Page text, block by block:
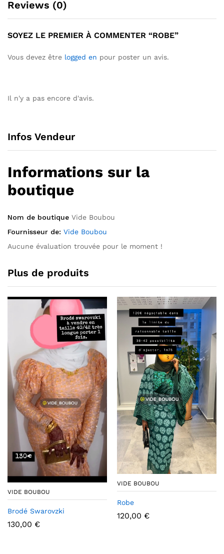
Reviews (0)
SOYEZ LE PREMIER À COMMENTER “ROBE”
Vous devez être logged en pour poster un avis.
Il n'y a pas encore d'avis.
Infos Vendeur
Informations sur la
boutique
Nom de boutique Vide Boubou
Fournisseur de: Vide Boubou
Aucune évaluation trouvée pour le moment !
Plus de produits
VIDE BOUBOU
Brodé Swarovzki
130,00 €
VIDE BOUBOU
Robe
120,00 €